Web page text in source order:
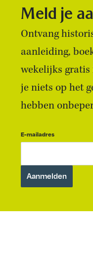
Meld je
Ontvang
aanleiding,
wekelijks
je niets op het
hebben
E-mailadres